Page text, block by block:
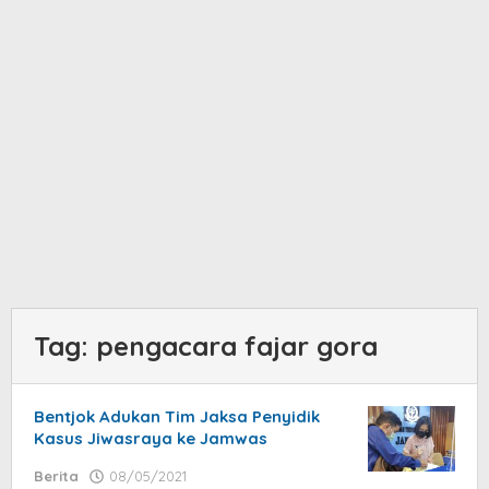
Tag: pengacara fajar gora
Bentjok Adukan Tim Jaksa Penyidik
Kasus Jiwasraya ke Jamwas
Berita 08/05/2021